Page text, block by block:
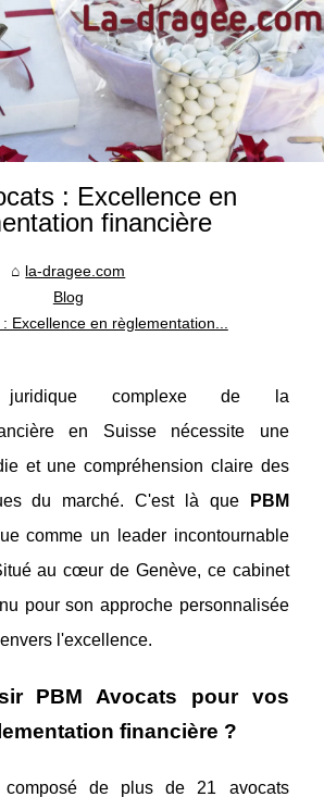
: Excellence en
financière
la-dragee.com
Blog
: Excellence en règlementation...
juridique complexe de la
en Suisse nécessite une
et une compréhension claire des
du marché. C'est là que
PBM
comme un leader incontournable
au cœur de Genève, ce cabinet
pour son approche personnalisée
l'excellence.
PBM Avocats pour vos
financière ?
composé de plus de 21 avocats